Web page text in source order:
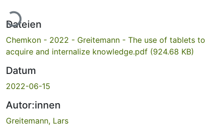
Lade...
Dateien
Chemkon - 2022 - Greitemann - The use of tablets to
acquire and internalize knowledge.pdf (924.68 KB)
Datum
2022-06-15
Autor:innen
Greitemann, Lars